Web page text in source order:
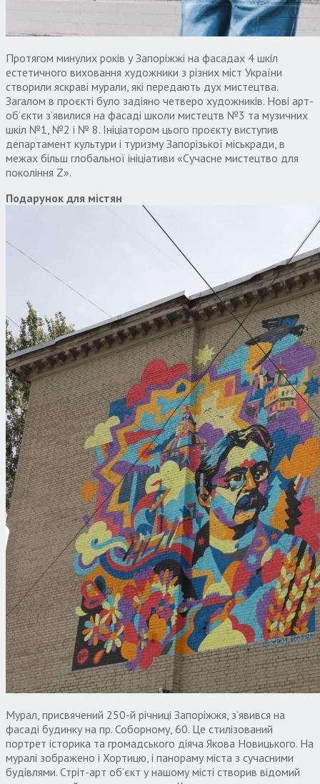
Протягом минулих років у Запоріжжі на фасадах 4 шкіл
естетичного виховання художники з різних міст України
створили яскраві мурали, які передають дух мистецтва.
Загалом в проєкті було задіяно четверо художників. Нові арт-
об’єкти з’явилися на фасаді школи мистецтв №3 та музичних
шкіл №1, №2 і № 8. Ініціатором цього проєкту виступив
департамент культури і туризму Запорізької міськради, в
межах більш глобальної ініціативи «Сучасне мистецтво для
покоління Z».
Подарунок для містян
Мурал, присвячений 250-й річниці Запоріжжя, з’явився на
фасаді будинку на пр. Соборному, 60. Це стилізований
портрет історика та громадського діяча Якова Новицького. На
муралі зображено і Хортицю, і панораму міста з сучасними
будівлями. Стріт-арт об’єкт у нашому місті створив відомий